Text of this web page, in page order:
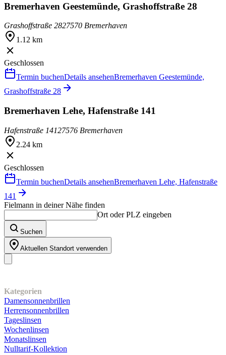
Bremerhaven Geestemünde, Grashoffstraße 28
Grashoffstraße 2827570 Bremerhaven
1.12 km
Geschlossen
Termin buchenDetails ansehenBremerhaven Geestemünde,
Grashoffstraße 28
Bremerhaven Lehe, Hafenstraße 141
Hafenstraße 14127576 Bremerhaven
2.24 km
Geschlossen
Termin buchenDetails ansehenBremerhaven Lehe, Hafenstraße
141
Fielmann in deiner Nähe finden
Ort oder PLZ eingeben
Suchen
Aktuellen Standort verwenden
Kategorien
Damensonnenbrillen
Herrensonnenbrillen
Tageslinsen
Wochenlinsen
Monatslinsen
Nulltarif-Kollektion